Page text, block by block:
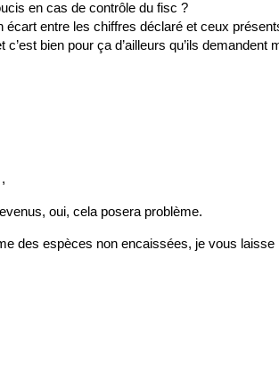
en cas de contrôle du fisc ?
écart entre les chiffres déclaré et ceux
bien pour ça d’ailleurs qu’ils demandent
,
oui, cela posera problème.
des espèces non encaissées, je vous